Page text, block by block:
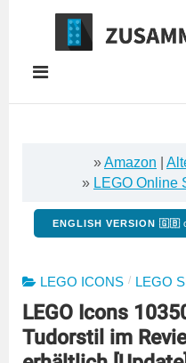
Springe
Inhalt
»Amazon
» LEGO Online
ENGLISH VERSION 🇬🇧
LEGO ICONS / LEGO
LEGO Icons
Tudorstil im